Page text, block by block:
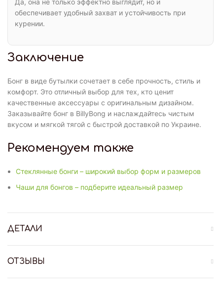
обеспечивает удобный захват и устойчивость при
курении.
Заключение
Бонг в виде бутылки сочетает в себе прочность, стиль и
комфорт. Это отличный выбор для тех, кто ценит
качественные аксессуары с оригинальным дизайном.
Заказывайте бонг в BillyBong и наслаждайтесь чистым
вкусом и мягкой тягой с быстрой доставкой по Украине.
Рекомендуем также
Стеклянные бонги – широкий выбор форм и размеров
Чаши для бонгов – подберите идеальный размер
ДЕТАЛИ
ОТЗЫВЫ